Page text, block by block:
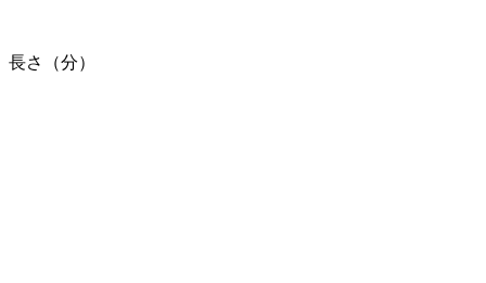
長さ（分）